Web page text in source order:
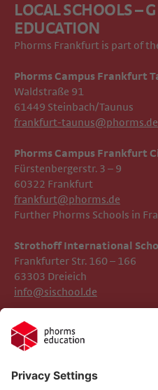
LOCAL SCHOOLS –
EDUCATION
Phorms Frankfurt is part of
Phorms Campus Frankfurt
Waldstraße 91
61449 Steinbach/Taunus
frankfurt-taunus@phorms.de
Phorms Campus Frankfurt
Fürstenbergerstr. 3 – 9
60322 Frankfurt
frankfurt@phorms.de
Privacy Policy
Further Phorms Schools in
Strothoff International
Frankfurter Str. 160 – 166
63303 Dreieich
info@sischool.de